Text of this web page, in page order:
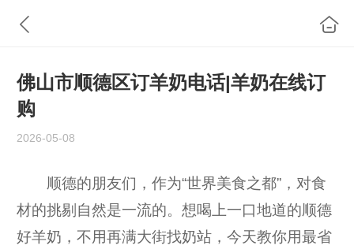
佛山市顺德区订羊奶电话|羊奶在线订
购
2026-05-08
顺德的朋友们，作为“世界美食之都”，对食
材的挑剔自然是一流的。想喝上一口地道的顺德
好羊奶，不用再满大街找奶站，今天教你用最省